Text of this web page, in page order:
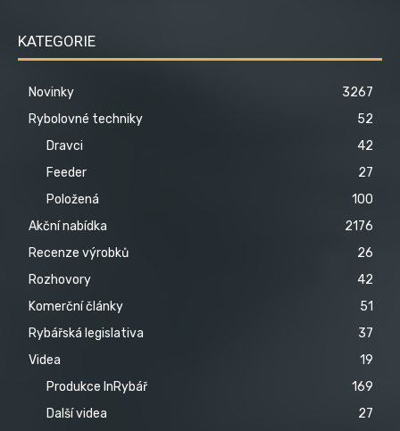
KATEGORIE
Novinky
3267
Rybolovné techniky
52
Dravci
42
Feeder
27
Položená
100
Akční nabídka
2176
Recenze výrobků
26
Rozhovory
42
Komerční články
51
Rybářská legislativa
37
Videa
19
Produkce InRybář
169
Další videa
27